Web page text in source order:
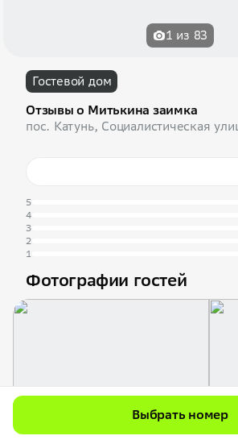
1 из 83
Гостевой дом
Отзывы о Митькина заимка
пос. Катунь, Социалистическая
5
4
3
2
1
Фотографии гостей
Выбрать номер